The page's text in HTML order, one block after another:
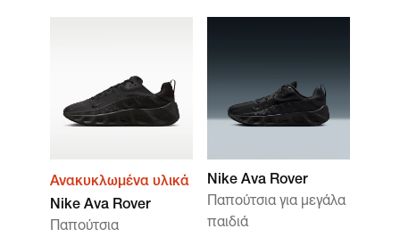
Ανακυκλωμένα υλικά
Nike Ava Rover
Παπούτσια
Nike Ava Rover
Παπούτσια για μεγάλα
παιδιά